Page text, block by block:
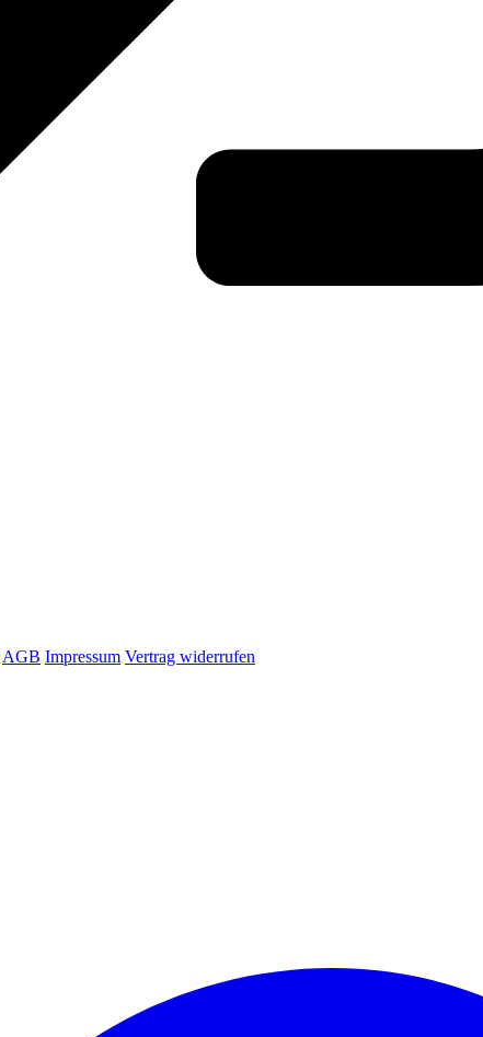
AGB Impressum Vertrag widerrufen